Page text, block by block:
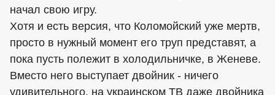
начал свою игру.
Хотя и есть версия, что Коломойский уже мертв,
просто в нужный момент его труп представят, а
пока пусть полежит в холодильничке, в Женеве.
Вместо него выступает двойник - ничего
удивительного, на украинском ТВ даже двойника